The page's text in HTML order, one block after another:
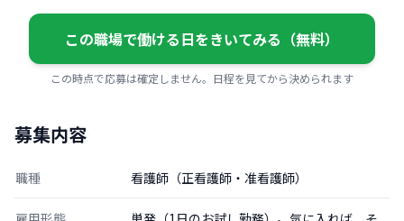
この職場で働ける日をきいてみる（無料）
この時点で応募は確定しません。日程を見てから決められます
募集内容
職種 看護師（正看護師・准看護師）